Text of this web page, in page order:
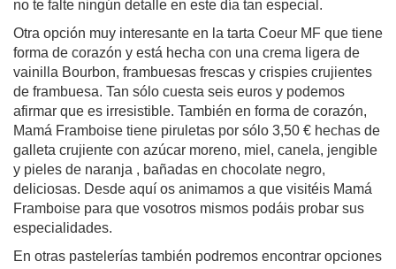
no te falte ningún detalle en este día tan especial.
Otra opción muy interesante en la tarta Coeur MF que tiene
forma de corazón y está hecha con una crema ligera de
vainilla Bourbon, frambuesas frescas y crispies crujientes
de frambuesa. Tan sólo cuesta seis euros y podemos
afirmar que es irresistible. También en forma de corazón,
Mamá Framboise tiene piruletas por sólo 3,50 € hechas de
galleta crujiente con azúcar moreno, miel, canela, jengible
y pieles de naranja , bañadas en chocolate negro,
deliciosas. Desde aquí os animamos a que visitéis Mamá
Framboise para que vosotros mismos podáis probar sus
especialidades.
En otras pastelerías también podremos encontrar opciones